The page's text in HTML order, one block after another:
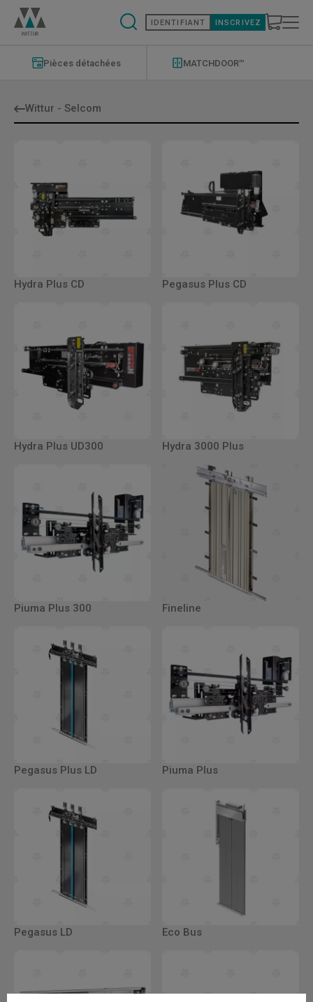
Aller
contenu
principal
IDENTIFIANT INSCRIVEZ
Pièces détachées MATCHDOOR™
Wittur - Selcom
Hydra Plus CD Pegasus Plus CD
Hydra Plus UD300 Hydra 3000 Plus
Piuma Plus 300 Fineline
Pegasus Plus LD Piuma Plus
Pegasus LD Eco Bus